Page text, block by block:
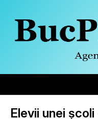
Elevii unei